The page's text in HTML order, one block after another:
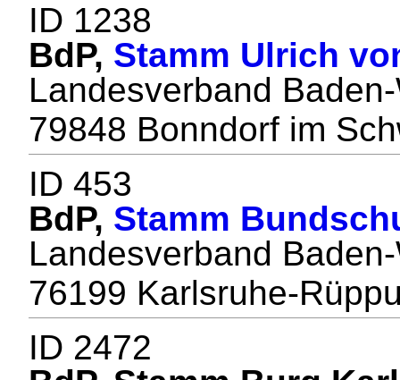
ID 1238
BdP, Stamm Ulrich
Landesverband
79848 Bonndorf im
ID 453
BdP, Stamm
Landesverband
76199 Karlsruhe-
ID 2472